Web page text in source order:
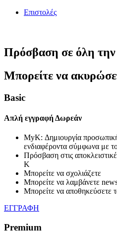
Επιστολές
Πρόσβαση σε όλη την
Μπορείτε να
Basic
Απλή εγγραφήΔωρεάν
MyK: Δημιουργία
ενδιαφέροντα σύμφωνα με
Πρόσβαση στις
Κ
Μπορείτε να σχολιάζετε
Μπορείτε να λαμβάνετε
Μπορείτε να αποθηκεύσετε
ΕΓΓΡΑΦΗ
Premium